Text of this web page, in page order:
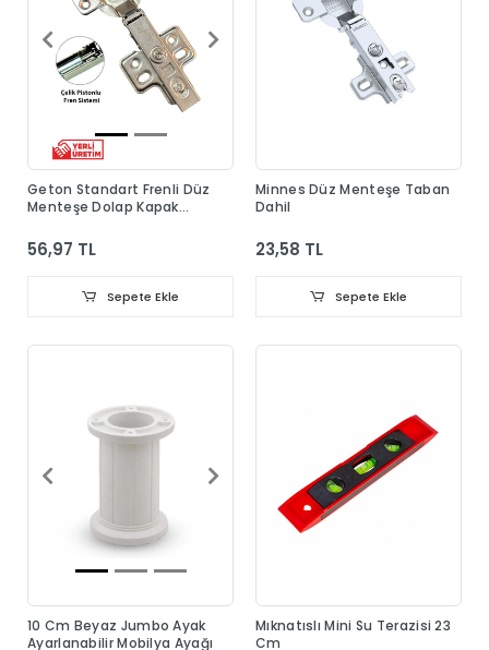
Geton Standart Frenli Düz
Menteşe Dolap Kapak
56,97 TL
Sepete Ekle
Minnes Düz Menteşe Taban
Dahil
23,58 TL
Sepete Ekle
10 Cm Beyaz Jumbo Ayak
Ayarlanabilir Mobilya Ayağı
Mıknatıslı Mini Su Terazisi 23
Cm